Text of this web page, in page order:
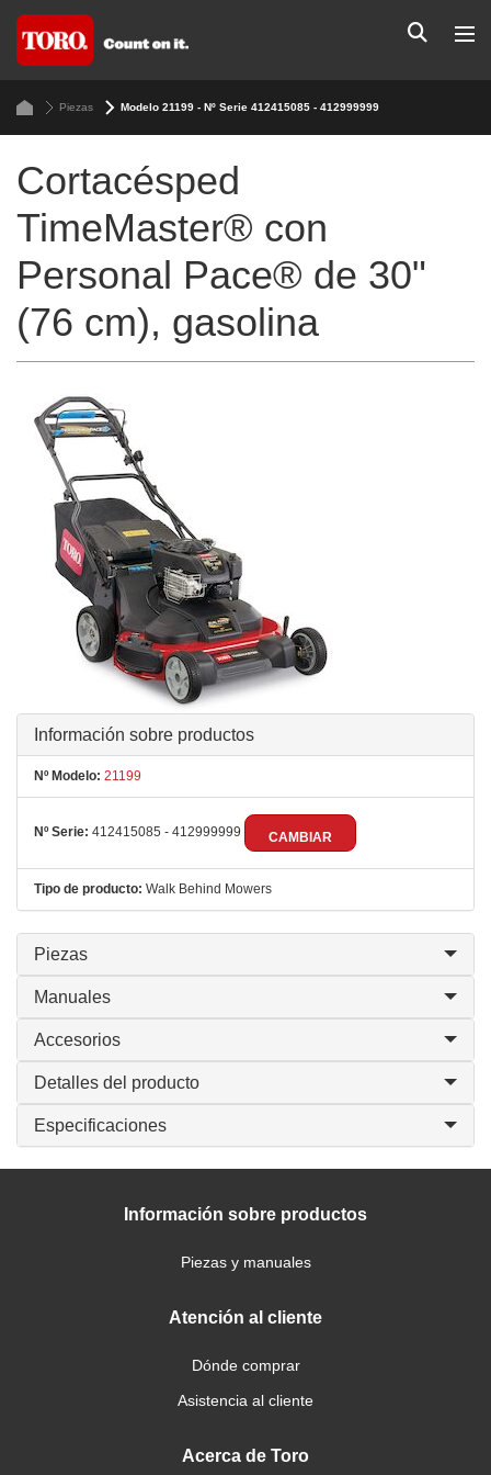
Piezas Modelo 21199 - Nº Serie 412415085 - 412999999
Cortacésped
TimeMaster® con
Personal Pace® de 30"
(76 cm), gasolina
Información sobre productos
Nº Modelo: 21199
Nº Serie: 412415085 - 412999999 CAMBIAR
Tipo de producto: Walk Behind Mowers
Piezas
Manuales
Accesorios
Detalles del producto
Especificaciones
Información sobre productos
Piezas y manuales
Atención al cliente
Dónde comprar
Asistencia al cliente
Acerca de Toro